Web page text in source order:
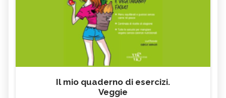
Il mio quaderno di esercizi.
Veggie